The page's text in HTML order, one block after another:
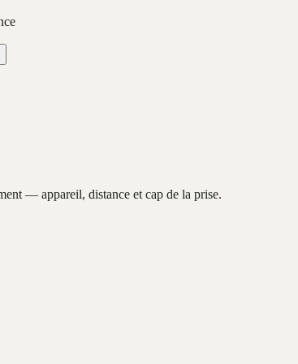
— appareil, distance et cap de la prise.